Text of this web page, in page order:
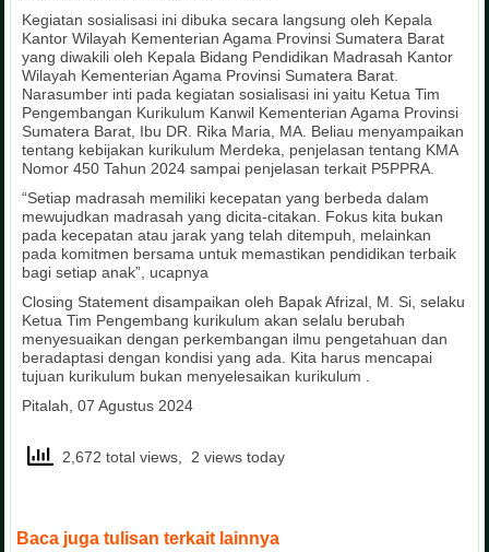
Kegiatan sosialisasi ini dibuka secara langsung oleh Kepala
Kantor Wilayah Kementerian Agama Provinsi Sumatera Barat
yang diwakili oleh Kepala Bidang Pendidikan Madrasah Kantor
Wilayah Kementerian Agama Provinsi Sumatera Barat.
Narasumber inti pada kegiatan sosialisasi ini yaitu Ketua Tim
Pengembangan Kurikulum Kanwil Kementerian Agama Provinsi
Sumatera Barat, Ibu DR. Rika Maria, MA. Beliau menyampaikan
tentang kebijakan kurikulum Merdeka, penjelasan tentang KMA
Nomor 450 Tahun 2024 sampai penjelasan terkait P5PPRA.
“Setiap madrasah memiliki kecepatan yang berbeda dalam
mewujudkan madrasah yang dicita-citakan. Fokus kita bukan
pada kecepatan atau jarak yang telah ditempuh, melainkan
pada komitmen bersama untuk memastikan pendidikan terbaik
bagi setiap anak”, ucapnya
Closing Statement disampaikan oleh Bapak Afrizal, M. Si, selaku
Ketua Tim Pengembang kurikulum akan selalu berubah
menyesuaikan dengan perkembangan ilmu pengetahuan dan
beradaptasi dengan kondisi yang ada. Kita harus mencapai
tujuan kurikulum bukan menyelesaikan kurikulum .
Pitalah, 07 Agustus 2024
2,672 total views, 2 views today
Baca juga tulisan terkait lainnya